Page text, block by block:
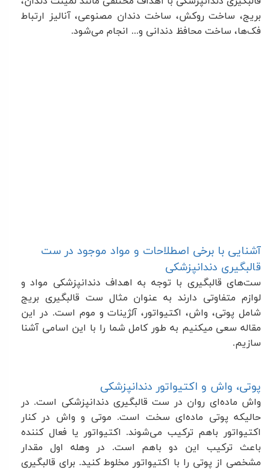
بریج، ساخت روکش، ساخت دندان مصنوعی، آنالیز ارتباط
فک‌ها، ساخت محافظ دندانی و... انجام می‌شود.
آشنایی با برخی اصطلاحات و مواد موجود در ست
قالبگیری دندانپزشکی
ست‌های قالبگیری با توجه به اهداف دندانپزشکی مواد و
لوازم متفاوتی دارند به عنوان مثال ست قالبگیری بریج
شامل پوتی، واش، اکتیواتور، آلژینات و موم است. در این
مقاله سعی میکنیم به طور کامل شما را با این اسامی آشنا
سازیم.
پوتی، واش و اکتیواتور دندانپزشکی
واش ماده‌ای روان در ست قالبگیری دندانپزشکی است. در
حالیکه پوتی ماده‌ای سخت است. موتی و واش در کنار
اکتیواتور باهم ترکیب می‌شوند. اکتیواتور یا فعال کننده
باعث ترکیب این دو باهم است. در وهله اول مقدار
مشخصی از پوتی را با اکتیواتور مخلوط کنید. برای قالبگیری